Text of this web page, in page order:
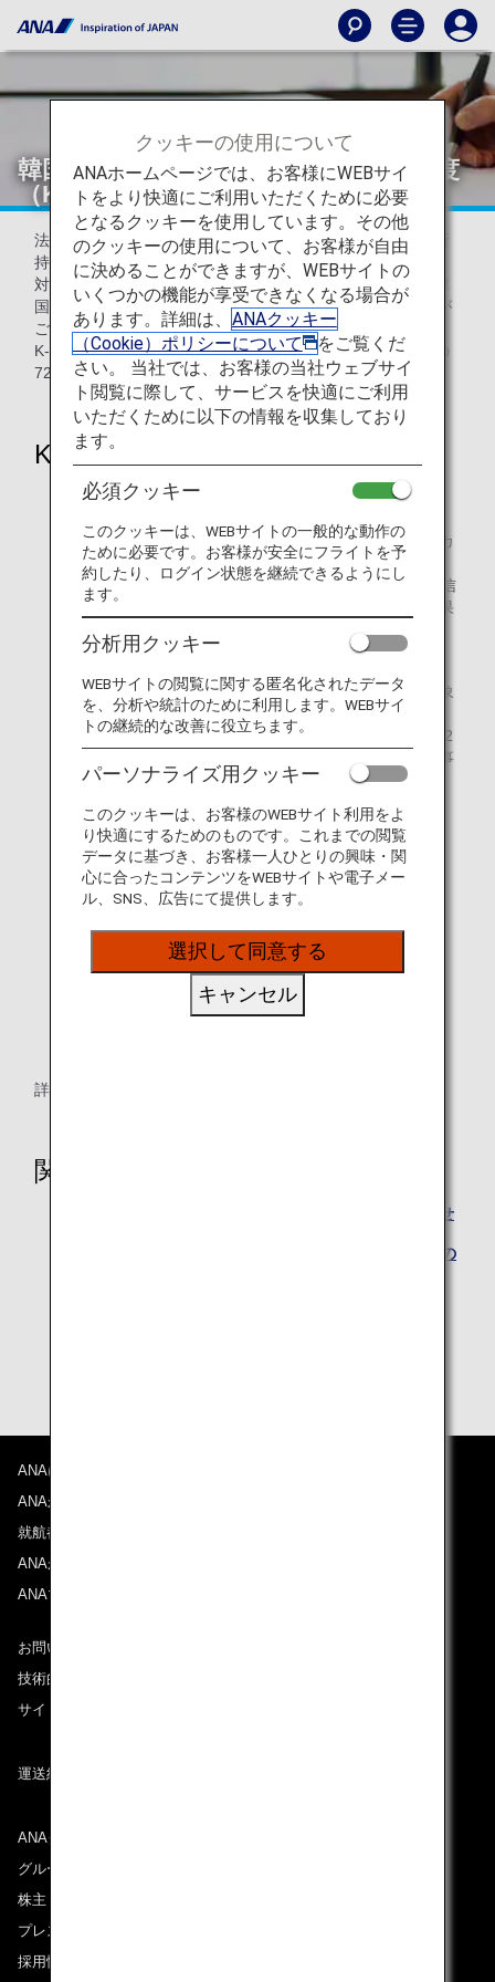
韓国への渡航に必要な電子旅行許可制度
（K-ETA）の申請について
法令に伴い、韓国へご渡航の際、ご搭乗手続き時にK-ETA所
持の有無を確認させていただきます。
対象国籍のお客様でK-ETAを所持されていない場合には、韓
国当局の指示により、弊社便にご搭乗いただけない可能性が
ございます。
K-ETA取得の必要性をあらかじめご確認の上、原則、搭乗の
72時間前までに申請手続きをお済ませください。
K-ETA申請について
K-ETAの公式サイト、およびK-ETAモバイルアプリより
申請時、メールアドレス・パスポート情報・顔写真（カ
ラー）等の情報登録が必要となります。
なお、認証結果は、申請後24時間以内にメールにて送信
されます。公式サイトからも、申請番号を基に認証結果
ビザ免除にて韓国へ入国する全ての国籍のお客様が対象
となります。
* 韓国当局の指定する期間において、対象となる22
の国・地域に該当する国籍のお客様は、K-ETAの事
前取得が免除されます。
* 2023年7⽉3⽇より、17歳以下・65歳以上のお客
様は、K-ETAの事前取得が免除されます。
詳細は、KOREA IMMIGRATION SERVICE
ご確認ください。
KRW 10,000（+TAX）
クレジットカードでのお支払いのみ可能となります。
詳細は
関連ページ
北京首都国際空港出発時の手荷物検査厳格化のお知らせ
ベトナム発着便に保護者なしでご搭乗される14歳未満の
ANAについて
ANAからのお知らせ
就航都市
ANAがお約束する体験
ANAマイレージクラブ
お問い合わせ
技術的なお問い合わせ（推奨環境）
サイトマップ
運送約款
ANAグループについて
グループ企業一覧
株主・投資家情報
プレスリリース
採用情報
クッキーの使用について
ANAホームページでは、お客様にWEBサイ
トをより快適にご利用いただくために必要
となるクッキーを使用しています。その他
のクッキーの使用について、お客様が自由
に決めることができますが、WEBサイトの
いくつかの機能が享受できなくなる場合が
あります。詳細は、 ANAクッキー
（Cookie）ポリシーについて
をご覧くだ
さい。 当社では、お客様の当社ウェブサイ
ト閲覧に際して、サービスを快適にご利用
いただくために以下の情報を収集しており
ます。
必須クッキー
このクッキーは、WEBサイトの一般的な動作の
ために必要です。お客様が安全にフライトを予
約したり、ログイン状態を継続できるようにし
ます。
分析用クッキー
WEBサイトの閲覧に関する匿名化されたデータ
を、分析や統計のために利用します。WEBサイ
トの継続的な改善に役立ちます。
パーソナライズ用クッキー
このクッキーは、お客様のWEBサイト利用をよ
り快適にするためのものです。これまでの閲覧
データに基づき、お客様一人ひとりの興味・関
心に合ったコンテンツをWEBサイトや電子メー
ル、SNS、広告にて提供します。
選択して同意する
キャンセル